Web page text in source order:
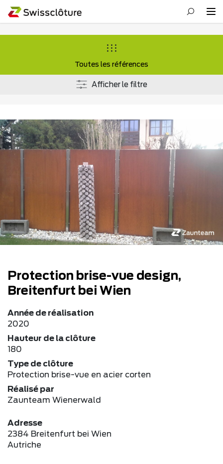
Toutes les références
Afficher le filtre
Protection brise-vue design,
Breitenfurt bei Wien
Année de réalisation
2020
Hauteur de la clôture
180
Type de clôture
Protection brise-vue en acier corten
Réalisé par
Zaunteam Wienerwald
Adresse
2384 Breitenfurt bei Wien
Autriche